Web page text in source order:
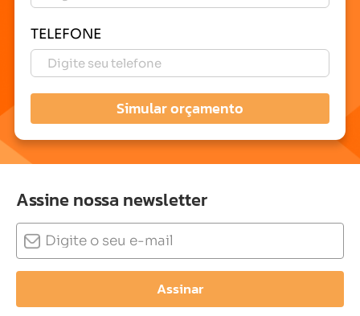
TELEFONE
Simular orçamento
Assine nossa newsletter
Assinar